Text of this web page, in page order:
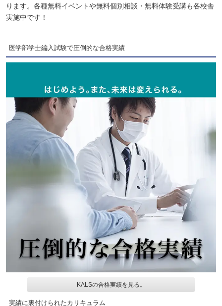
ります。各種無料イベントや無料個別相談・無料体験受講も各校舎
実施中です！
医学部学士編入試験で圧倒的な合格実績
KALSの合格実績を見る。
実績に裏付けられたカリキュラム